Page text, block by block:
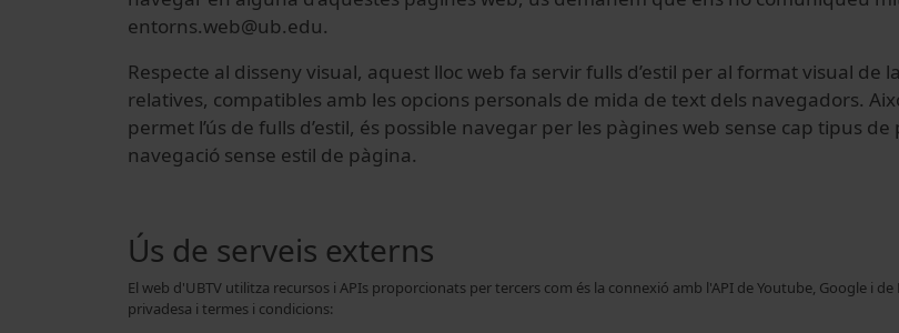
entorns.web@ub.edu.
Respecte al disseny visual, aquest lloc web fa servir fulls d’estil per al format visual de
relatives, compatibles amb les opcions personals de mida de text dels navegadors.
permet l’ús de fulls d’estil, és possible navegar per les pàgines web sense cap tipus
navegació sense estil de pàgina.
Ús de serveis externs
El web d'UBTV utilitza recursos i APIs proporcionats per tercers com és la connexió amb l'API de Youtube, Google i
privadesa i termes i condicions: